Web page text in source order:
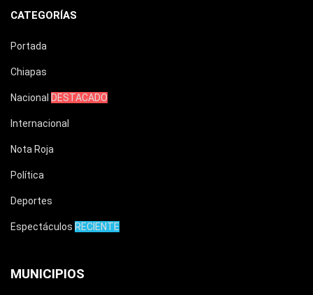
CATEGORÍAS
Portada
Chiapas
Nacional DESTACADO
Internacional
Nota Roja
Política
Deportes
Espectáculos RECIENTE
MUNICIPIOS